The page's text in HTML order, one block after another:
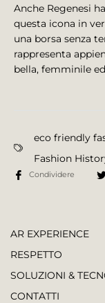
Anche Regenesi
questa icona in
una borsa senza
rappresenta
bella, femminile
eco friendly
Fashion
Condividere
AR EXPERIENCE
RESPETTO
SOLUZIONI &
CONTATTI